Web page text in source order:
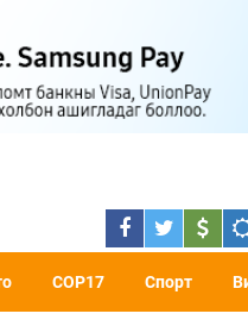
COP17 Спорт